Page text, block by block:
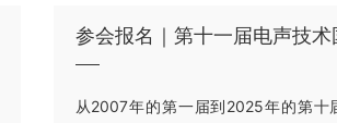
从2007年的第一届到2025年的第十